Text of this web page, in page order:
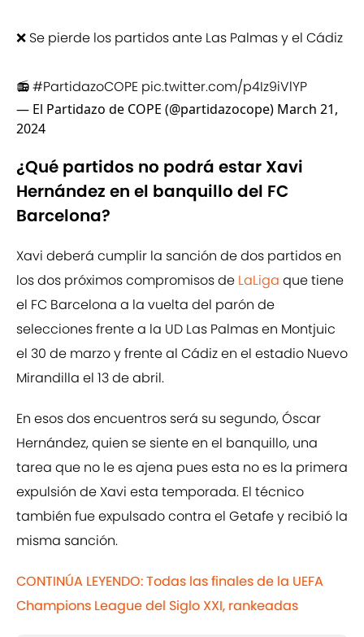
❌ Se pierde los partidos ante Las Palmas y el Cádiz
📻#PartidazoCOPE pic.twitter.com/p4Iz9iVlYP
— El Partidazo de COPE (@partidazocope) March 21,
2024
¿Qué partidos no podrá estar Xavi
Hernández en el banquillo del FC
Barcelona?
Xavi deberá cumplir la sanción de dos partidos en
los dos próximos compromisos de LaLiga que tiene
el FC Barcelona a la vuelta del parón de
selecciones frente a la UD Las Palmas en Montjuic
el 30 de marzo y frente al Cádiz en el estadio Nuevo
Mirandilla el 13 de abril.
En esos dos encuentros será su segundo, Óscar
Hernández, quien se siente en el banquillo, una
tarea que no le es ajena pues esta no es la primera
expulsión de Xavi esta temporada. El técnico
también fue expulsado contra el Getafe y recibió la
misma sanción.
CONTINÚA LEYENDO: Todas las finales de la UEFA
Champions League del Siglo XXI, rankeadas